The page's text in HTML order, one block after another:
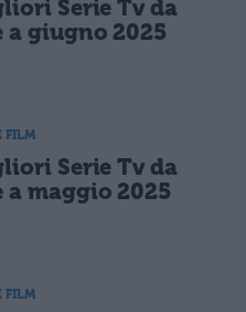
sulla privacy
Serie Tv da
a giugno 2025
FILM
Serie Tv da
a maggio 2025
FILM